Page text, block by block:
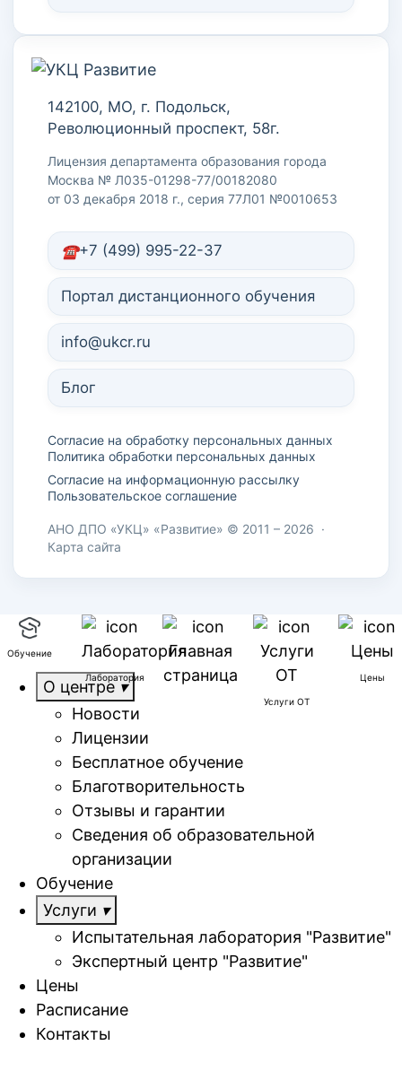
142100, МО, г. Подольск,
Революционный проспект, 58г.
Лицензия департамента образования города
Москва № Л035-01298-77/00182080
от 03 декабря 2018 г., серия 77Л01 №0010653
+7 (499) 995-22-37
Портал дистанционного обучения
info@ukcr.ru
Блог
Согласие на обработку персональных данных
Политика обработки персональных данных
Согласие на информационную рассылку
Пользовательское соглашение
АНО ДПО «УКЦ» «Развитие» © 2011 – 2026 ·
Карта сайта
Обучение
Лаборатория
Услуги ОТ
Цены
О центре
Новости
Лицензии
Бесплатное обучение
Благотворительность
Отзывы и гарантии
Сведения об образовательной
организации
Обучение
Услуги
Испытательная лаборатория "Развитие"
Экспертный центр "Развитие"
Цены
Расписание
Контакты